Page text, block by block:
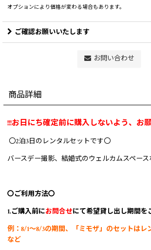
オプションにより価格が変わる場合もあります。
ご確認お願いいたします
お問い合わせ
商品詳細
!!!お日にち確定前に購入しないよう、お
〇2泊3日のレンタルセットです〇
バースデー撮影、結婚式のウェルカムスペー
〇ご利用方法〇
1.ご購入前にお問合せにて希望貸し出し期間を
例：8/1〜8/3の期間、「ミモザ」のセットはレ
など